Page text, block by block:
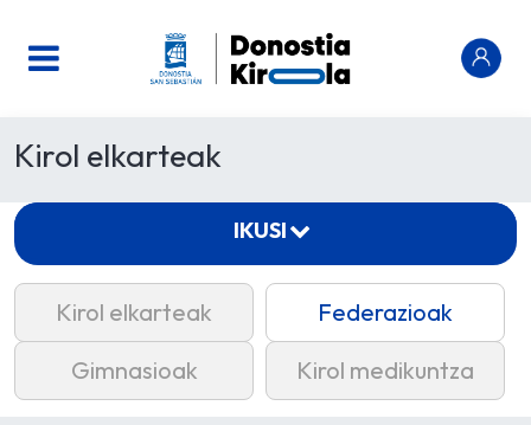
Kirol elkarteak
Kirol elkarteak
Federazioak
Gimnasioak
Kirol medikuntza
IKUSI